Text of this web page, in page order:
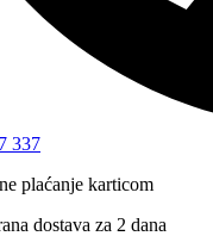
337
plaćanje karticom
dostava za 2 dana